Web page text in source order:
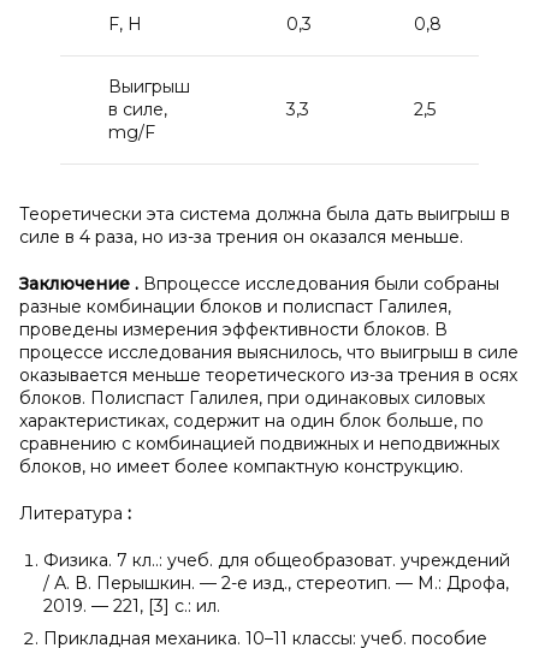
F, H 0,3 0,8
Выигрыш
в силе,
mg/F
3,3 2,5
Теоретически эта система должна была дать выигрыш в
силе в 4 раза, но из-за трения он оказался меньше.
Заключение . Впроцессе исследования были собраны
разные комбинации блоков и полиспаст Галилея,
проведены измерения эффективности блоков. В
процессе исследования выяснилось, что выигрыш в силе
оказывается меньше теоретического из-за трения в осях
блоков. Полиспаст Галилея, при одинаковых силовых
характеристиках, содержит на один блок больше, по
сравнению с комбинацией подвижных и неподвижных
блоков, но имеет более компактную конструкцию.
Литература :
Физика. 7 кл..: учеб. для общеобразоват. учреждений
/ А. В. Перышкин. — 2-е изд., стереотип. — М.: Дрофа,
2019. — 221, [3] с.: ил.
Прикладная механика. 10–11 классы: учеб. пособие